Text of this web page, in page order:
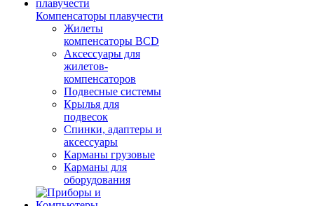
Компенсаторы плавучести
Жилеты
компенсаторы BCD
Аксессуары для
жилетов-
компенсаторов
Подвесные системы
Крылья для
подвесок
Спинки, адаптеры и
аксессуары
Карманы грузовые
Карманы для
оборудования